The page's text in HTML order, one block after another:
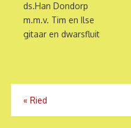
ds.Han Dondorp
m.m.v. Tim en Ilse
gitaar en dwarsfluit
Bericht
navigatie
« Ried